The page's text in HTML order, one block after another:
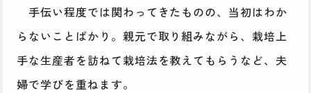
手伝い程度では関わってきたものの、当初はわか
らないことばかり。親元で取り組みながら、栽培上
手な生産者を訪ねて栽培法を教えてもらうなど、夫
婦で学びを重ねます。